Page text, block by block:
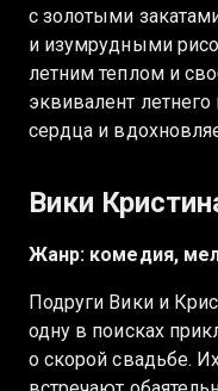
с золотыми
и изумрудными
летним теплом и
эквивалент летнего
сердца и
Вики
Жанр: комедия,
Подруги Вики и
одну в поисках
о скорой свадьбе.